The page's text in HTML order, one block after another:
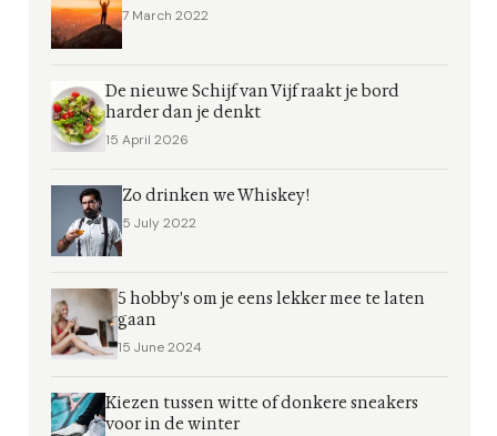
7 March 2022
De nieuwe Schijf van Vijf raakt je bord
harder dan je denkt
15 April 2026
Zo drinken we Whiskey!
5 July 2022
5 hobby's om je eens lekker mee te laten
gaan
15 June 2024
Kiezen tussen witte of donkere sneakers
voor in de winter